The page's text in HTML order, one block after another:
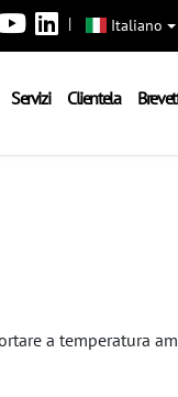
| Italiano
Servizi Clientela
a temperatura